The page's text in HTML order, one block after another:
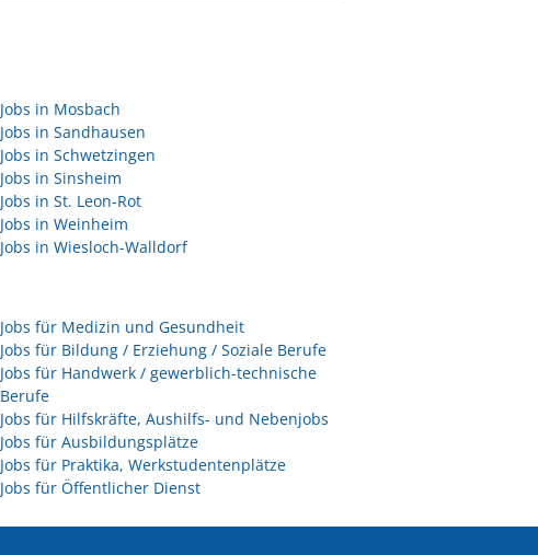
Jobs in Mosbach
Jobs in Sandhausen
Jobs in Schwetzingen
Jobs in Sinsheim
Jobs in St. Leon-Rot
Jobs in Weinheim
Jobs in Wiesloch-Walldorf
Jobs für Medizin und Gesundheit
Jobs für Bildung / Erziehung / Soziale Berufe
Jobs für Handwerk / gewerblich-technische
Berufe
Jobs für Hilfskräfte, Aushilfs- und Nebenjobs
Jobs für Ausbildungsplätze
Jobs für Praktika, Werkstudentenplätze
Jobs für Öffentlicher Dienst